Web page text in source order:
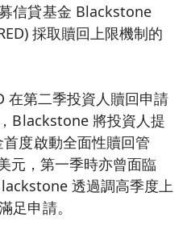
信貸基金 Blackstone
採取贖回上限機制的
在第二季投資人贖回申請
Blackstone 將投資人提
度啟動全面性贖回管
元，第一季時亦曾面臨
透過調高季度上
足申請。